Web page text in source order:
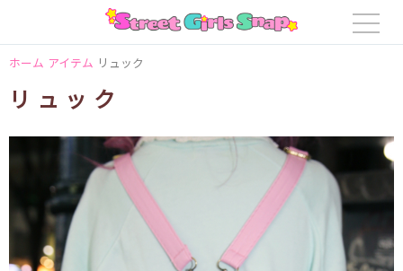
ホーム アイテム リュック
リュック